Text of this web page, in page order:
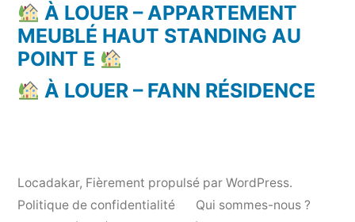
À LOUER – APPARTEMENT
MEUBLÉ HAUT STANDING AU
POINT E
À LOUER – FANN RÉSIDENCE
Locadakar, Fièrement propulsé par WordPress.
Politique de confidentialité
Qui sommes-nous ?